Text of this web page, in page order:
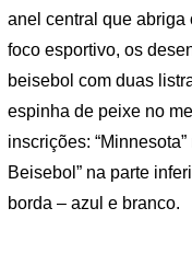
anel central que
foco esportivo, os
beisebol com duas
espinha de peixe no
inscrições:
Beisebol” na parte
borda – azul e branco.